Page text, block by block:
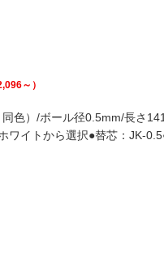
～）
色）/ボール径0.5mm/長さ
ワイトから選択●替芯：JK-